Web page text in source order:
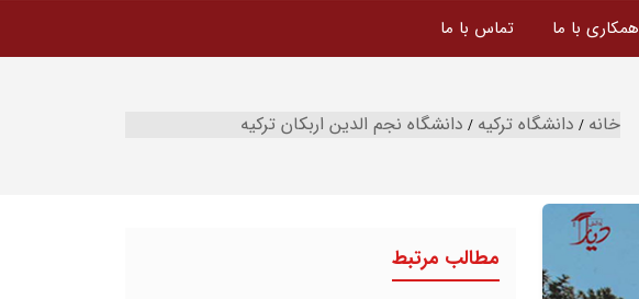
همکاری با ما تماس با ما
خانه دانشگاه ترکیه دانشگاه نجم الدین اربکان ترکیه
مطالب مرتبط